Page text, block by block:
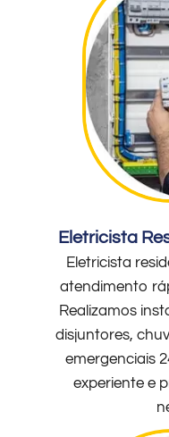
Eletricista
Eletricista
atendimento
Realizamos
disjuntores,
emergenciais
experiente e